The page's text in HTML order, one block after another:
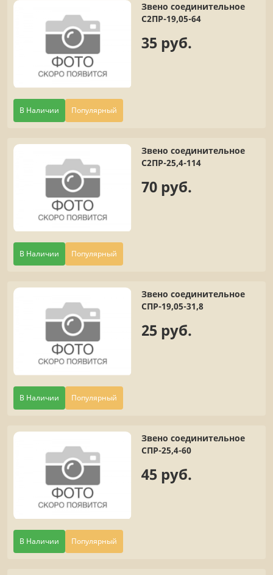
В Наличии Популярный
Звено соединительное
С2ПР-19,05-64
35 руб.
В Наличии Популярный
Звено соединительное
С2ПР-25,4-114
70 руб.
В Наличии Популярный
Звено соединительное
СПР-19,05-31,8
25 руб.
В Наличии Популярный
Звено соединительное
СПР-25,4-60
45 руб.